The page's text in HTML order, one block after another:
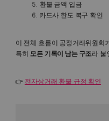
환불 금액 입금
카드사 한도 복구 확인
이 전체 흐름이 공정거래위원회
특히 모든 기록이 남는 구조라 불
👉 전자상거래 환불 규정 확인